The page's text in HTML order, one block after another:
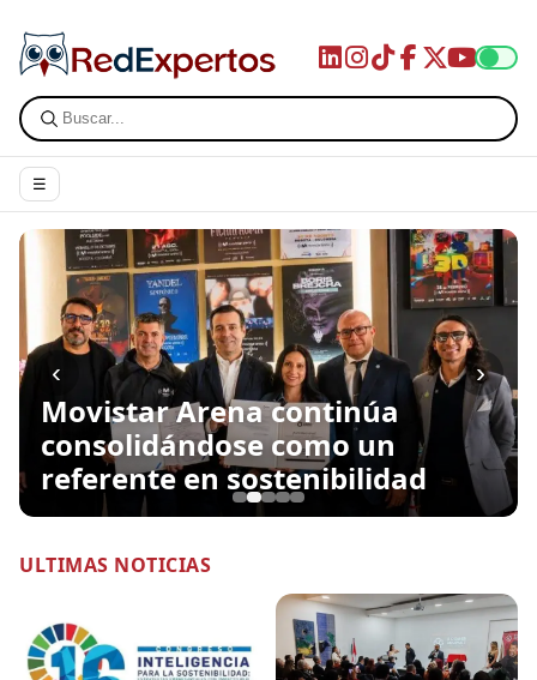
☰
Movistar Arena continúa
consolidándose como un
referente en sostenibilidad
‹ ›
ULTIMAS NOTICIAS